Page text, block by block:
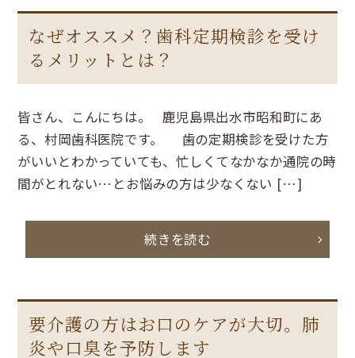
なぜオススメ？歯科定期検診を受け
るメリットとは？
皆さん、こんにちは。 鹿児島県出水市昭和町にあ
る、村岡歯科医院です。 歯の定期検診を受けた方
がいいとわかっていても、忙しくてなかなか通院の時
間がとれない…とお悩みの方は少なくない […]
続きを読む
要介護の方はお口のケアが大切。肺
炎や口臭を予防します